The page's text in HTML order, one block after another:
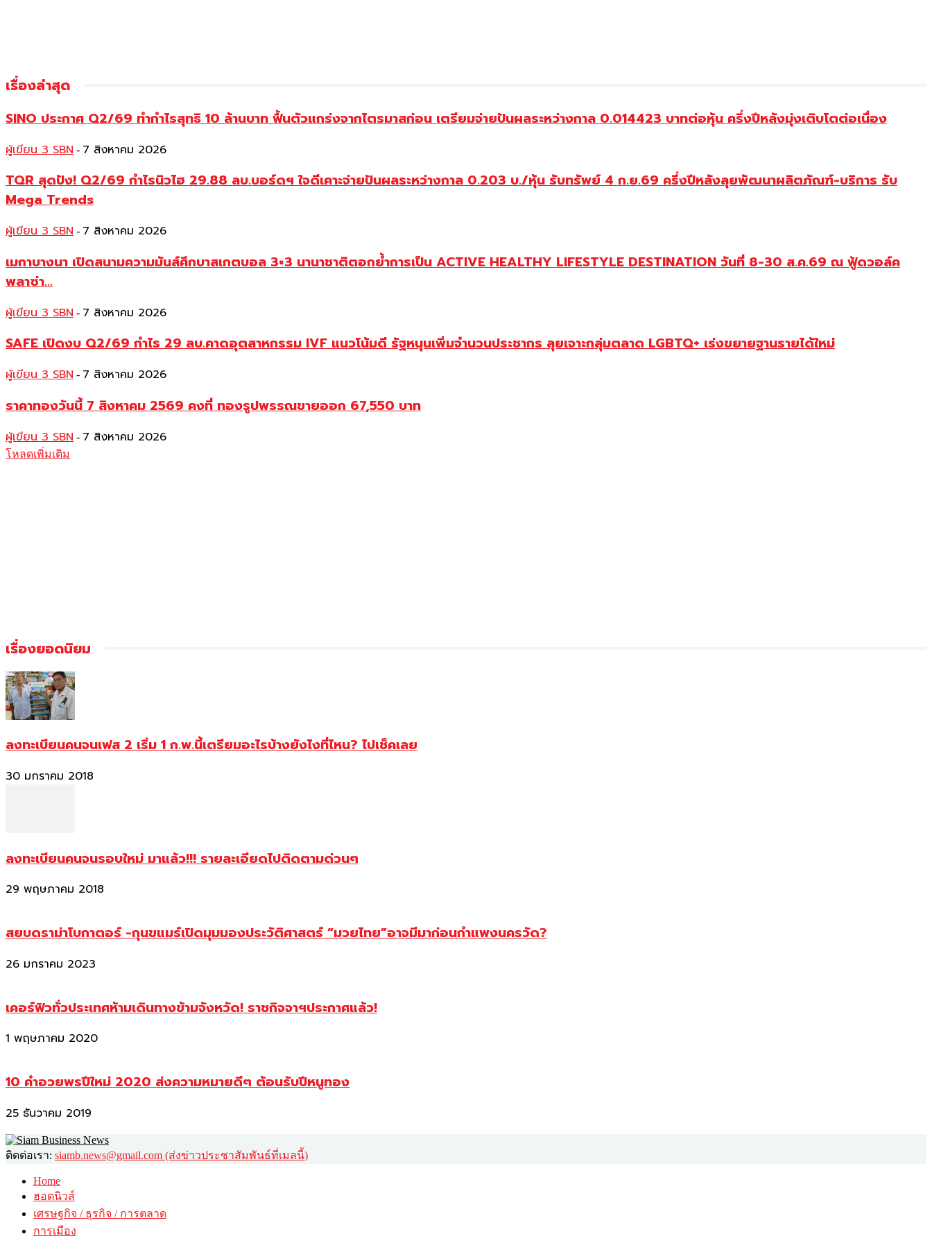
เรื่องล่าสุด
SINO ประกาศ Q2/69 ทำกำไรสุทธิ 10 ล้านบาท ฟื้นตัวแกร่งจากไตรมาสก่อน เตรียมจ่ายปันผลระหว่างกาล 0.014423 บาทต่อหุ้น ครึ่งปีหลังมุ่งเติบโตต่อเนื่อง
ผู้เขียน 3 SBN - 7 สิงหาคม 2026
TQR สุดปัง! Q2/69 กำไรนิวไฮ 29.88 ลบ.บอร์ดฯ ใจดีเคาะจ่ายปันผลระหว่างกาล 0.203 บ./หุ้น รับทรัพย์ 4 ก.ย.69 ครึ่งปีหลังลุยพัฒนาผลิตภัณฑ์-บริการ รับ
Mega Trends
ผู้เขียน 3 SBN - 7 สิงหาคม 2026
เมกาบางนา เปิดสนามความมันส์ศึกบาสเกตบอล 3×3 นานาชาติตอกย้ำการเป็น ACTIVE HEALTHY LIFESTYLE DESTINATION วันที่ 8-30 ส.ค.69 ณ ฟู้ดวอล์ค
พลาซ่า...
ผู้เขียน 3 SBN - 7 สิงหาคม 2026
SAFE เปิดงบ Q2/69 กำไร 29 ลบ.คาดอุตสาหกรรม IVF แนวโน้มดี รัฐหนุนเพิ่มจำนวนประชากร ลุยเจาะกลุ่มตลาด LGBTQ+ เร่งขยายฐานรายได้ใหม่
ผู้เขียน 3 SBN - 7 สิงหาคม 2026
ราคาทองวันนี้ 7 สิงหาคม 2569 คงที่ ทองรูปพรรณขายออก 67,550 บาท
ผู้เขียน 3 SBN - 7 สิงหาคม 2026
โหลดเพิ่มเติม
เรื่องยอดนิยม
ลงทะเบียนคนจนเฟส 2 เริ่ม 1 ก.พ.นี้เตรียมอะไรบ้างยังไงที่ไหน? ไปเช็คเลย
30 มกราคม 2018
ลงทะเบียนคนจนรอบใหม่ มาแล้ว!!! รายละเอียดไปติดตามด่วนๆ
29 พฤษภาคม 2018
สยบดราม่าโบกาตอร์ -กุนขแมร์เปิดมุมมองประวัติศาสตร์ “มวยไทย”อาจมีมาก่อนกำแพงนครวัด?
26 มกราคม 2023
เคอร์ฟิวทั่วประเทศห้ามเดินทางข้ามจังหวัด! ราชกิจจาฯประกาศแล้ว!
1 พฤษภาคม 2020
10 คำอวยพรปีใหม่ 2020 ส่งความหมายดีๆ ต้อนรับปีหนูทอง
25 ธันวาคม 2019
ติดต่อเรา: siamb.news@gmail.com (ส่งข่าวประชาสัมพันธ์ที่เมลนี้)
Home
ฮอตนิวส์
เศรษฐกิจ / ธุรกิจ / การตลาด
การเมือง